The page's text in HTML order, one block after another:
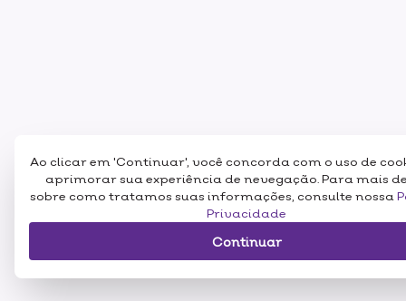
Ao clicar em 'Continuar', você concorda com o uso de
aprimorar sua experiência de nevegação. Para mais
sobre como tratamos suas informações, consulte nossa
Privacidade
Continuar